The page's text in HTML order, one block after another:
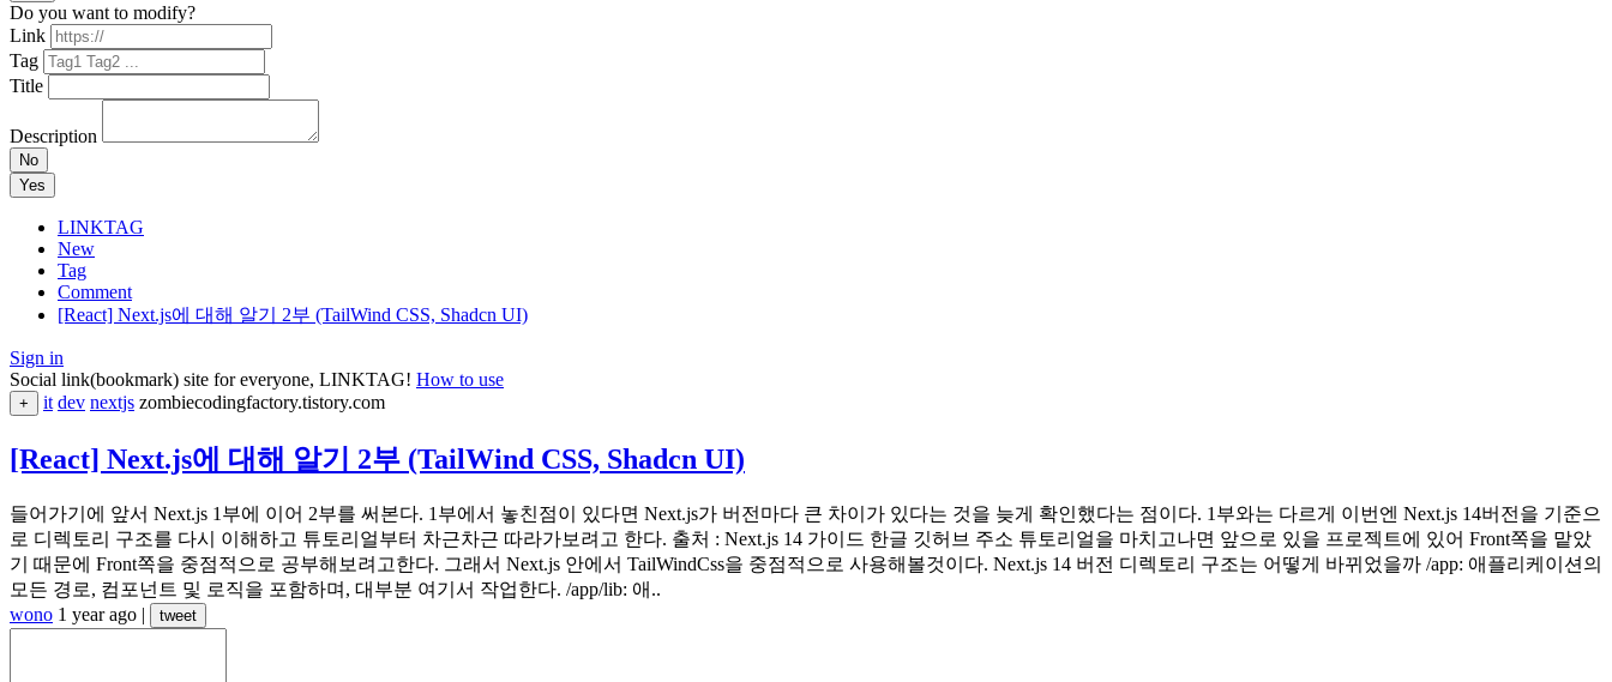
Do you want to modify?
Link
Tag
Title
Description
No
Yes
LINKTAG
New
Tag
Comment
[React] Next.js에 대해 알기 2부 (TailWind CSS, Shadcn UI)
Sign in
Social link(bookmark) site for everyone, LINKTAG! How to use
+ it dev nextjs zombiecodingfactory.tistory.com
[React] Next.js에 대해 알기 2부 (TailWind CSS, Shadcn UI)
들어가기에 앞서 Next.js 1부에 이어 2부를 써본다. 1부에서 놓친점이 있다면 Next.js가 버전마다 큰 차이가 있다는 것을 늦게 확인했다는 점이다. 1부와는 다르게 이번엔 Next.js 14버전을 기준으
로 디렉토리 구조를 다시 이해하고 튜토리얼부터 차근차근 따라가보려고 한다. 출처 : Next.js 14 가이드 한글 깃허브 주소 튜토리얼을 마치고나면 앞으로 있을 프로젝트에 있어 Front쪽을 맡았
기 때문에 Front쪽을 중점적으로 공부해보려고한다. 그래서 Next.js 안에서 TailWindCss을 중점적으로 사용해볼것이다. Next.js 14 버전 디렉토리 구조는 어떻게 바뀌었을까 /app: 애플리케이션의
모든 경로, 컴포넌트 및 로직을 포함하며, 대부분 여기서 작업한다. /app/lib: 애..
wono 1 year ago | tweet